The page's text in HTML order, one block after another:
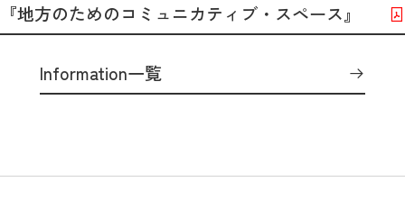
『地方のためのコミュニカティブ・スペース』
Information一覧